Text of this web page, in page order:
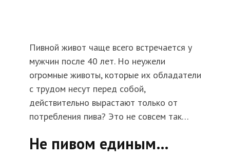
Пивной живот чаще всего встречается у
мужчин после 40 лет. Но неужели
огромные животы, которые их обладатели
с трудом несут перед собой,
действительно вырастают только от
потребления пива? Это не совсем так…
Не пивом единым…